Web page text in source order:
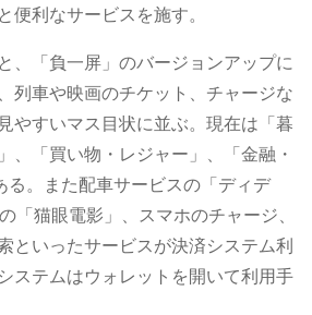
便利なサービスを施す。
、「負一屏」のバージョンアップに
列車や映画のチケット、チャージな
やすいマス目状に並ぶ。現在は「暮
、「買い物・レジャー」、「金融・
。また配車サービスの「ディデ
「猫眼電影」、スマホのチャージ、
といったサービスが決済システム利
ステムはウォレットを開いて利用手